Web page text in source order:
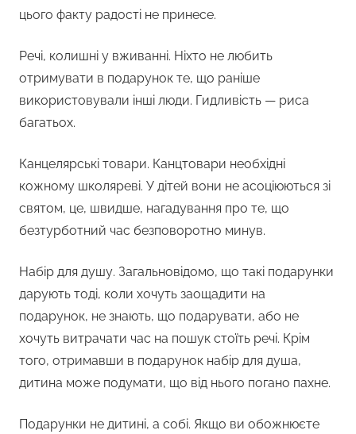
цього факту радості не принесе.
Речі, колишні у вживанні. Ніхто не любить
отримувати в подарунок те, що раніше
використовували інші люди. Гидливість — риса
багатьох.
Канцелярські товари. Канцтовари необхідні
кожному школяреві. У дітей вони не асоціюються зі
святом, це, швидше, нагадування про те, що
безтурботний час безповоротно минув.
Набір для душу. Загальновідомо, що такі подарунки
дарують тоді, коли хочуть заощадити на
подарунок, не знають, що подарувати, або не
хочуть витрачати час на пошук стоїть речі. Крім
того, отримавши в подарунок набір для душа,
дитина може подумати, що від нього погано пахне.
Подарунки не дитині, а собі. Якщо ви обожнюєте